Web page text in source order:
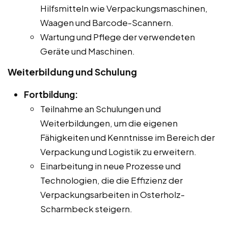
Hilfsmitteln wie Verpackungsmaschinen,
Waagen und Barcode-Scannern.
Wartung und Pflege der verwendeten
Geräte und Maschinen.
Weiterbildung und Schulung
Fortbildung:
Teilnahme an Schulungen und
Weiterbildungen, um die eigenen
Fähigkeiten und Kenntnisse im Bereich der
Verpackung und Logistik zu erweitern.
Einarbeitung in neue Prozesse und
Technologien, die die Effizienz der
Verpackungsarbeiten in Osterholz-
Scharmbeck steigern.